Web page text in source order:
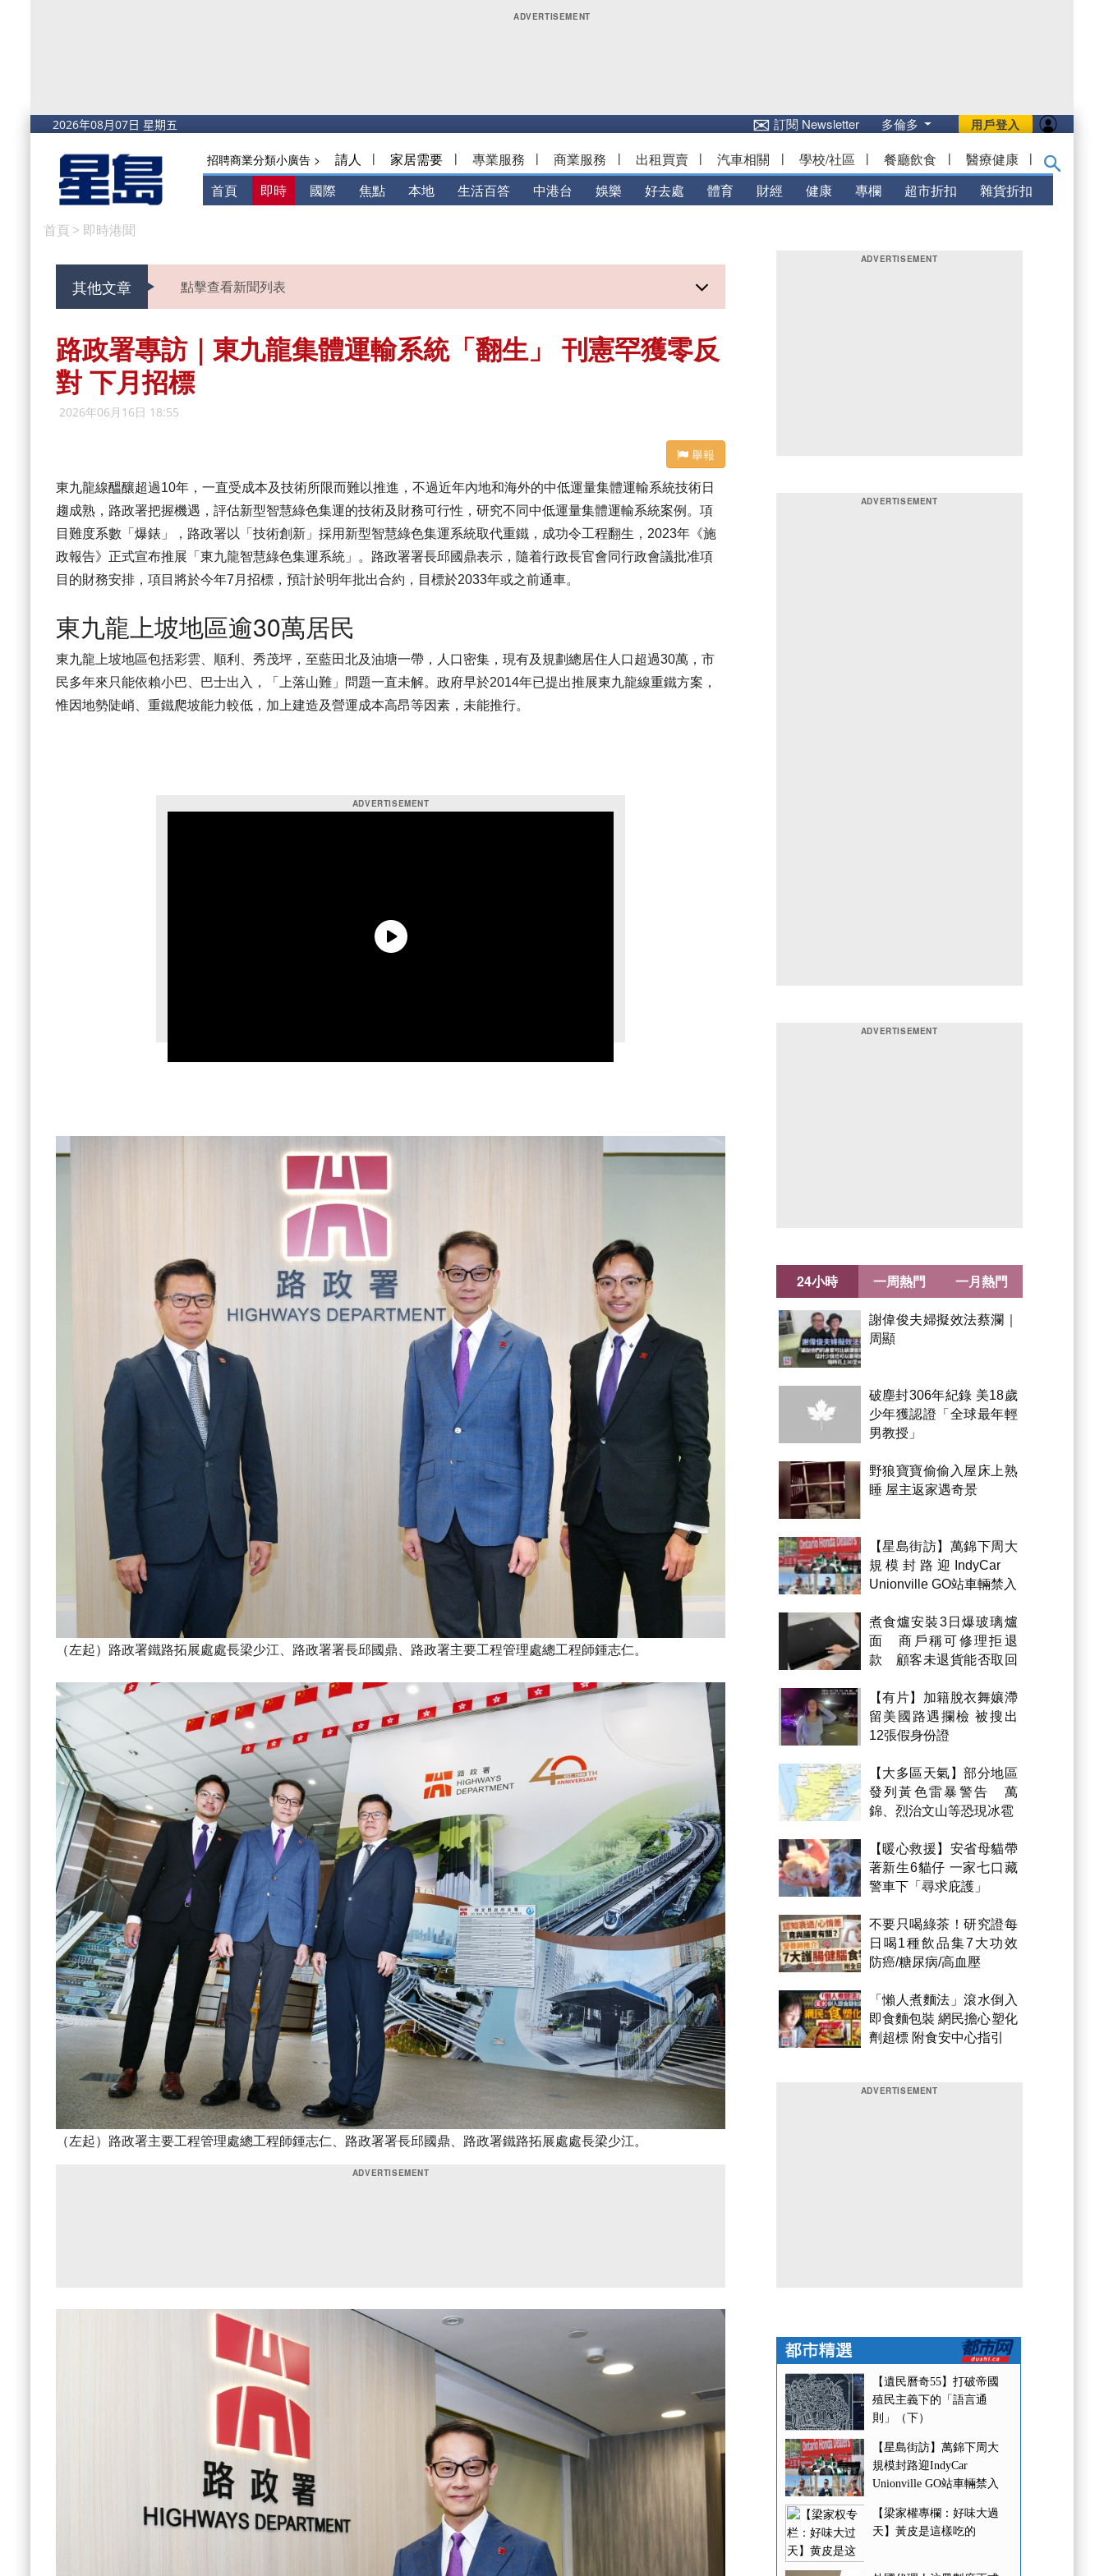
用戶登入
✉訂閱 Newsletter 多倫多
招聘商業分類小廣告 > 請人 | 家居需要 | 專業服務 | 商業服務 | 出租買賣 | 汽車相關 | 學校/社區 | 餐廳飲食 | 醫療健康 |
首頁 即時 國際 焦點 本地 生活百答 中港台 娛樂 好去處 體育 財經 健康 專欄 超市折扣 雜貨折扣
首頁 > 即時港聞
其他文章 點擊查看新聞列表
路政署專訪｜東九龍集體運輸系統「翻生」 刊憲罕獲零反
對 下月招標
2026年06月16日 18:55
舉報
東九龍線醞釀超過10年，一直受成本及技術所限而難以推進，不過近年內地和海外的中低運量集體運輸系統技術日
趨成熟，路政署把握機遇，評估新型智慧綠色集運的技術及財務可行性，研究不同中低運量集體運輸系統案例。項
目難度系數「爆錶」，路政署以「技術創新」採用新型智慧綠色集運系統取代重鐵，成功令工程翻生，2023年《施
政報告》正式宣布推展「東九龍智慧綠色集運系統」。路政署署長邱國鼎表示，隨着行政長官會同行政會議批准項
目的財務安排，項目將於今年7月招標，預計於明年批出合約，目標於2033年或之前通車。
東九龍上坡地區逾30萬居民
東九龍上坡地區包括彩雲、順利、秀茂坪，至藍田北及油塘一帶，人口密集，現有及規劃總居住人口超過30萬，市
民多年來只能依賴小巴、巴士出入，「上落山難」問題一直未解。政府早於2014年已提出推展東九龍線重鐵方案，
惟因地勢陡峭、重鐵爬坡能力較低，加上建造及營運成本高昂等因素，未能推行。
（左起）路政署鐵路拓展處處長梁少江、路政署署長邱國鼎、路政署主要工程管理處總工程師鍾志仁。
（左起）路政署主要工程管理處總工程師鍾志仁、路政署署長邱國鼎、路政署鐵路拓展處處長梁少江。
24小時
謝偉俊夫婦擬效法蔡瀾｜
周顯
破塵封306年紀錄 美18歲
少年獲認證「全球最年輕
男教授」
野狼寶寶偷偷入屋床上熟
睡 屋主返家遇奇景
【星島街訪】萬錦下周大
規模封路迎IndyCar
Unionville GO站車輛禁入
煮食爐安裝3日爆玻璃爐
面 商戶稱可修理拒退
款 顧客未退貨能否取回
【有片】加籍脫衣舞孃滯
留美國路遇攔檢 被搜出
12張假身份證
【大多區天氣】部分地區
發列黃色雷暴警告 萬
錦、烈治文山等恐現冰雹
【暖心救援】安省母貓帶
著新生6貓仔 一家七口藏
警車下「尋求庇護」
不要只喝綠茶！研究證每
日喝1種飲品集7大功效
防癌/糖尿病/高血壓
「懶人煮麵法」滾水倒入
即食麵包裝 網民擔心塑化
劑超標 附食安中心指引
一周熱門 一月熱門